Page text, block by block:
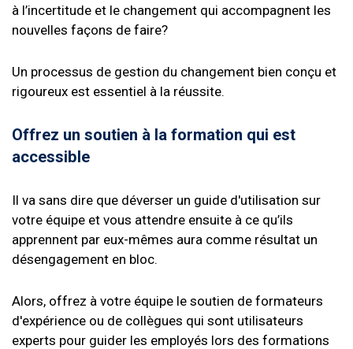
à l’incertitude et le changement qui accompagnent les
nouvelles façons de faire?
Un processus de gestion du changement bien conçu et
rigoureux est essentiel à la réussite.
Offrez un soutien à la formation qui est
accessible
Il va sans dire que déverser un guide d'utilisation sur
votre équipe et vous attendre ensuite à ce qu’ils
apprennent par eux-mêmes aura comme résultat un
désengagement en bloc.
Alors, offrez à votre équipe le soutien de formateurs
d'expérience ou de collègues qui sont utilisateurs
experts pour guider les employés lors des formations